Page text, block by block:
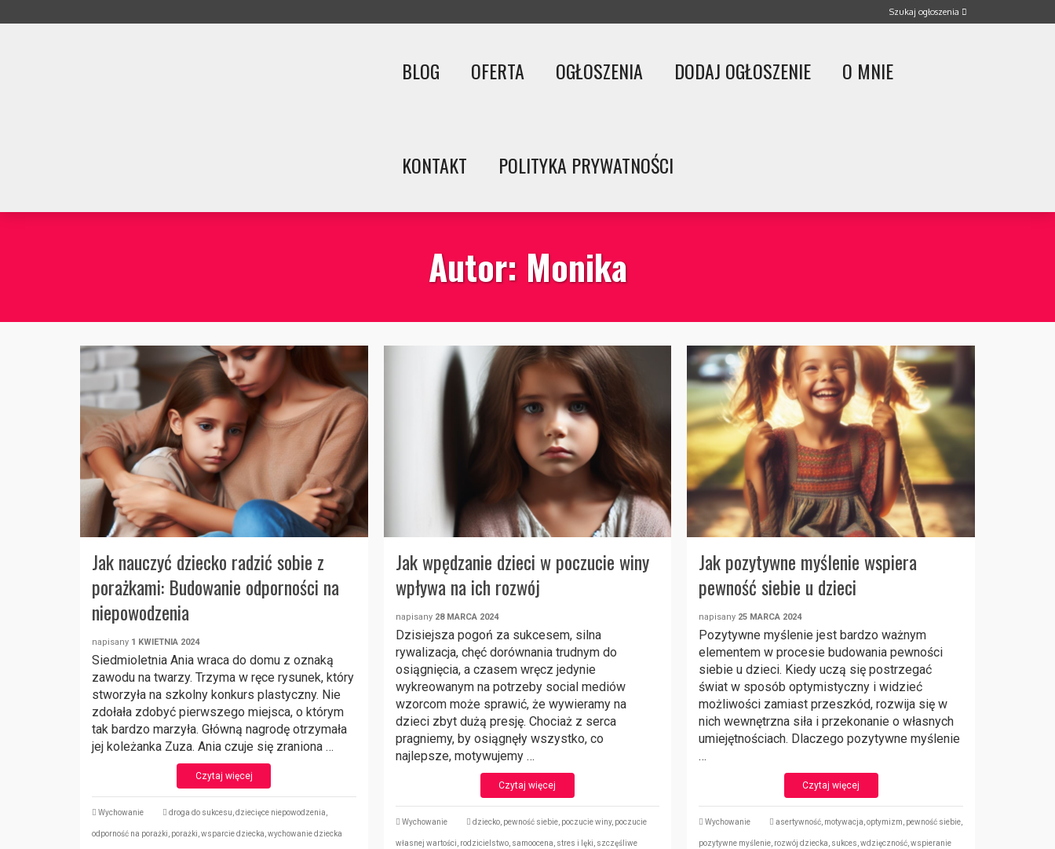
BLOG OFERTA OGŁOSZENIA DODAJ OGŁOSZENIE O MNIE
KONTAKT POLITYKA PRYWATNOŚCI
Autor: Monika
Jak nauczyć dziecko radzić sobie z
porażkami: Budowanie odporności na
niepowodzenia
napisany 1 KWIETNIA 2024
Siedmioletnia Ania wraca do domu z oznaką
zawodu na twarzy. Trzyma w ręce rysunek, który
stworzyła na szkolny konkurs plastyczny. Nie
zdołała zdobyć pierwszego miejsca, o którym
tak bardzo marzyła. Główną nagrodę otrzymała
jej koleżanka Zuza. Ania czuje się zraniona …
Czytaj więcej
Wychowanie droga do sukcesu dziecięce niepowodzenia
odporność na porażki porażki wsparcie dziecka wychowanie dziecka
Jak wpędzanie dzieci w poczucie winy
wpływa na ich rozwój
napisany 28 MARCA 2024
Dzisiejsza pogoń za sukcesem, silna
rywalizacja, chęć dorównania trudnym do
osiągnięcia, a czasem wręcz jedynie
wykreowanym na potrzeby social mediów
wzorcom może sprawić, że wywieramy na
dzieci zbyt dużą presję. Chociaż z serca
pragniemy, by osiągnęły wszystko, co
najlepsze, motywujemy …
Czytaj więcej
Wychowanie dziecko, pewność siebie, poczucie winy, poczucie
własnej wartości rodzicielstwo, samoocena stres i lęki szczęśliwe
Jak pozytywne myślenie wspiera
pewność siebie u dzieci
napisany 25 MARCA 2024
Pozytywne myślenie jest bardzo ważnym
elementem w procesie budowania pewności
siebie u dzieci. Kiedy uczą się postrzegać
świat w sposób optymistyczny i widzieć
możliwości zamiast przeszkód, rozwija się w
nich wewnętrzna siła i przekonanie o własnych
umiejętnościach. Dlaczego pozytywne myślenie
…
Czytaj więcej
Wychowanie asertywność motywacja ,optymizm pewność siebie
pozytywne myślenie rozwój dziecka sukces ,wdzięczność ,wspieranie